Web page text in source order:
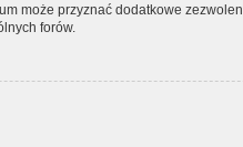
może przyznać dodatkowe
forów.